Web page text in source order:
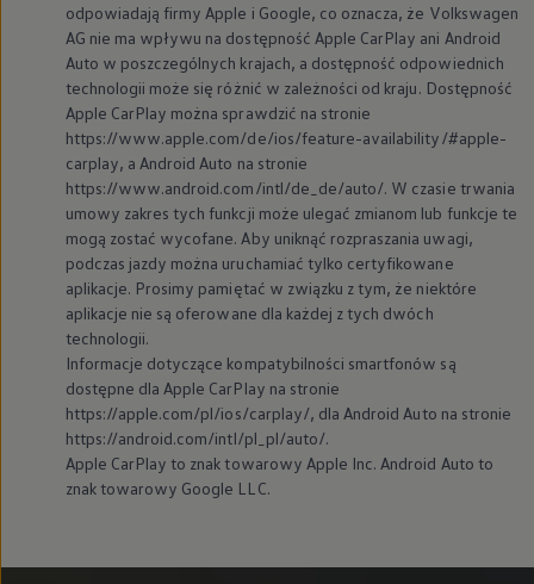
odpowiadają firmy Apple i Google, co oznacza, że Volkswagen
AG nie ma wpływu na dostępność Apple CarPlay ani Android
Auto w poszczególnych krajach, a dostępność odpowiednich
technologii może się różnić w zależności od kraju. Dostępność
Apple CarPlay można sprawdzić na stronie
https://www.apple.com/de/ios/feature-availability/#apple-
carplay, a Android Auto na stronie
https://www.android.com/intl/de_de/auto/. W czasie trwania
umowy zakres tych funkcji może ulegać zmianom lub funkcje te
mogą zostać wycofane. Aby uniknąć rozpraszania uwagi,
podczas jazdy można uruchamiać tylko certyfikowane
aplikacje. Prosimy pamiętać w związku z tym, że niektóre
aplikacje nie są oferowane dla każdej z tych dwóch
technologii.
Informacje dotyczące kompatybilności smartfonów są
dostępne dla Apple CarPlay na stronie
https://apple.com/pl/ios/carplay/, dla Android Auto na stronie
https://android.com/intl/pl_pl/auto/.
Apple CarPlay to znak towarowy Apple Inc. Android Auto to
znak towarowy Google LLC.